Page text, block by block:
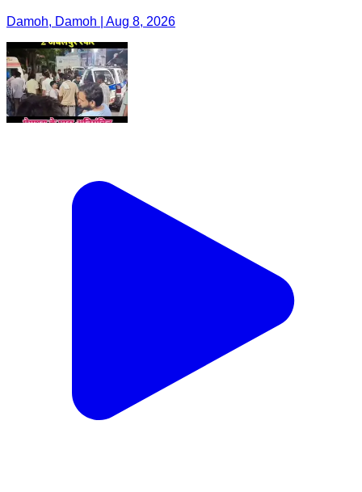
Damoh, Damoh | Aug 8, 2026